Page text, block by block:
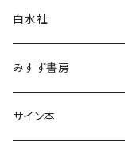
白水社
みすず書房
サイン本